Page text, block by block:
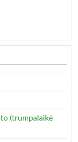
(trumpalaikė